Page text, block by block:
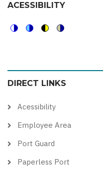
ACESSIBILITY
color
theme
blue
theme
high
visibility
soft
theme
DIRECT LINKS
Acessibility
Employee Area
Port Guard
Paperless Port